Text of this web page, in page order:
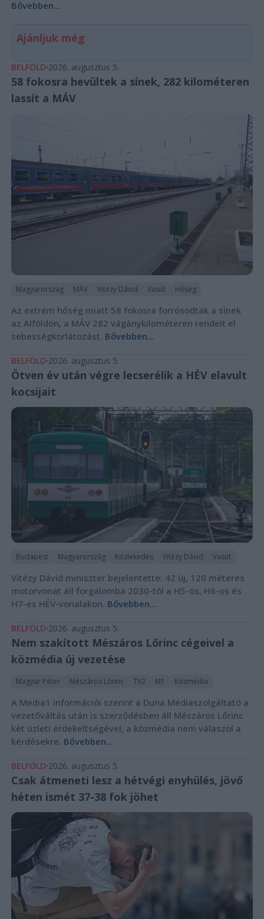
Bővebben...
Ajánljuk még
BELFÖLD 2026. augusztus 5.
58 fokosra hevültek a sínek, 282 kilométeren
lassít a MÁV
Magyarország MÁV Vitézy Dávid Vasút Hőség
Az extrém hőség miatt 58 fokosra forrósodtak a sínek
az Alföldön, a MÁV 282 vágánykilométeren rendelt el
sebességkorlátozást. Bővebben...
BELFÖLD 2026. augusztus 5.
Ötven év után végre lecserélik a HÉV elavult
kocsijait
Budapest Magyarország Közlekedés Vitézy Dávid Vasút
Vitézy Dávid miniszter bejelentette: 42 új, 120 méteres
motorvonat áll forgalomba 2030-tól a H5-ös, H6-os és
H7-es HÉV-vonalakon. Bővebben...
BELFÖLD 2026. augusztus 5.
Nem szakított Mészáros Lőrinc cégeivel a
közmédia új vezetése
Magyar Péter Mészáros Lőrinc TV2 M1 Közmédia
A Media1 információi szerint a Duna Médiaszolgáltató a
vezetőváltás után is szerződésben áll Mészáros Lőrinc
két üzleti érdekeltségével, a közmédia nem válaszol a
kérdésekre. Bővebben...
BELFÖLD 2026. augusztus 5.
Csak átmeneti lesz a hétvégi enyhülés, jövő
héten ismét 37-38 fok jöhet